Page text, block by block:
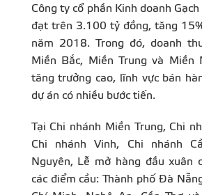
Công ty cổ phần Kinh doanh
đạt trên 3.100 tỷ đồng, tăng
năm 2018. Trong đó, doanh
Miền Bắc, Miền Trung và Miền
tăng trưởng cao, lĩnh vực bán
dự án có nhiều bước tiến.
Tại Chi nhánh Miền Trung, Chi
Chi nhánh Vinh, Chi nhánh
Nguyên, Lễ mở hàng đầu xuân
các điểm cầu: Thành phố Đà